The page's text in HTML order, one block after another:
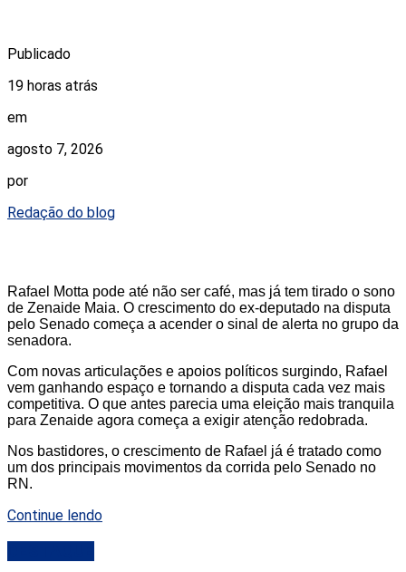
Publicado
19 horas atrás
em
agosto 7, 2026
por
Redação do blog
Rafael Motta pode até não ser café, mas já tem tirado o sono
de Zenaide Maia. O crescimento do ex-deputado na disputa
pelo Senado começa a acender o sinal de alerta no grupo da
senadora.
Com novas articulações e apoios políticos surgindo, Rafael
vem ganhando espaço e tornando a disputa cada vez mais
competitiva. O que antes parecia uma eleição mais tranquila
para Zenaide agora começa a exigir atenção redobrada.
Nos bastidores, o crescimento de Rafael já é tratado como
um dos principais movimentos da corrida pelo Senado no
RN.
Continue lendo